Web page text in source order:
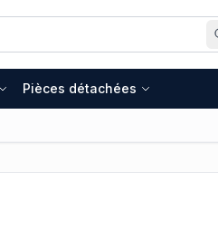
Pièces détachées